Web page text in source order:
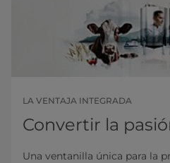
LA VENTAJA INTEGRADA
Convertir la
Una ventanilla única para la